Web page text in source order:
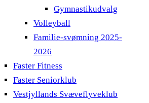
Gymnastikudvalg
Volleyball
Familie-svømning 2025-
2026
Faster Fitness
Faster Seniorklub
Vestjyllands Svæveflyveklub